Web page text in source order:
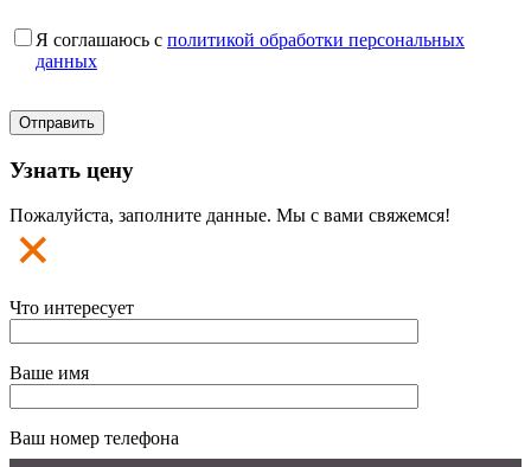
Я соглашаюсь с политикой обработки персональных
данных
Узнать цену
Пожалуйста, заполните данные. Мы с вами свяжемся!
Что интересует
Ваше имя
Ваш номер телефона